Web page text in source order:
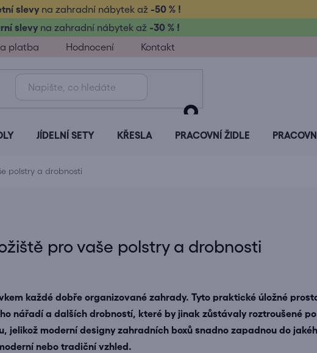
slevy na zahradní nábytek až-50 % !
slevy na zahradní nábytek až -30 % !
platba Hodnocení Kontakt
JÍDELNÍ SETY KŘESLA PRACOVNÍ ŽIDLE
polstry a drobnosti
pro vaše polstry a drobnosti
každé dobře organizované zahrady. Tyto praktické úložné
nářadí a dalších drobností, které by jinak zůstávaly roztroušené
jelikož moderní designy zahradních boxů snadno zapadnou do
nebo tradiční vzhled.